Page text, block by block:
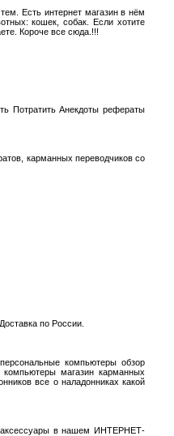
Есть интернет магазин в нём
кошек, собак. Если хотите
Короче все сюда.!!!
Потратить Анекдоты рефераты
карманных переводчиков со
по России.
компьютеры обзор
магазин карманных
все о наладонниках какой
аксессуары в нашем ИНТЕРНЕТ-